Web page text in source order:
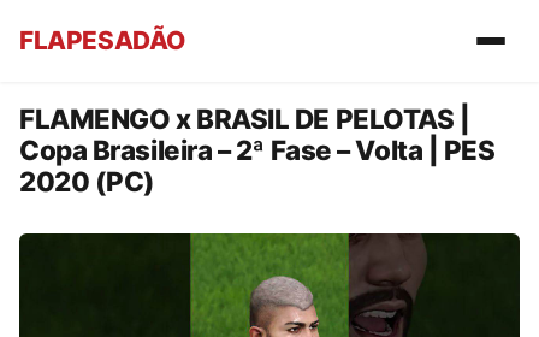
FLAPESADÃO
FLAMENGO x BRASIL DE PELOTAS |
Copa Brasileira – 2ª Fase – Volta | PES
2020 (PC)